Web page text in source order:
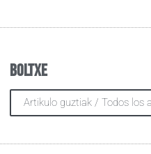
Boltxe
Artikulo guztiak / Todos los